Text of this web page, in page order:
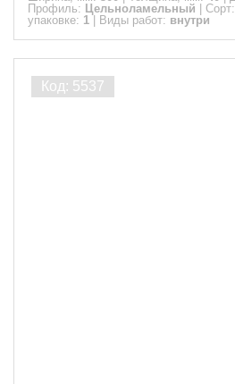
Профиль: Цельноламельный Сорт:
упаковке: 1 Виды работ: внутри